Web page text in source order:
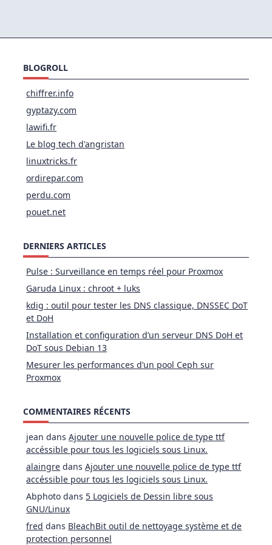
BLOGROLL
chiffrer.info
gyptazy.com
lawifi.fr
Le blog tech d'angristan
linuxtricks.fr
ordirepar.com
perdu.com
pouet.net
DERNIERS ARTICLES
Pulse : Surveillance en temps réel pour Proxmox
Garuda Linux : chroot + luks
kdig : outil pour tester les DNS classique, DNSSEC DoT
et DoH
Installation et configuration d’un serveur DNS DoH et
DoT sous Debian 13
Mesurer les performances d’un pool Ceph sur
Proxmox
COMMENTAIRES RÉCENTS
jean dansAjouter une nouvelle police de type ttf
accéssible pour tous les logiciels sous Linux.
alaingre dansAjouter une nouvelle police de type ttf
accéssible pour tous les logiciels sous Linux.
Abphoto dans 5 Logiciels de Dessin libre sous
GNU/Linux
fred dans BleachBit outil de nettoyage système et de
protection personnel